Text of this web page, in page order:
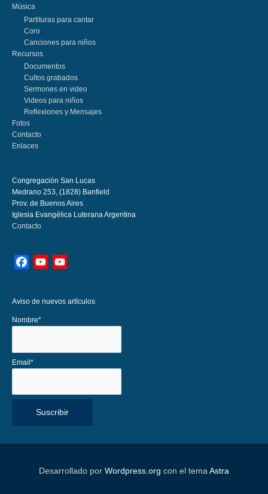
Música
Partituras para cantar
Coro
Canciones para niños
Recursos
Documentos
Cultos grabados
Sermones en video
Videos para niños
Reflexiones y Mensajes
Fotos
Contacto
Enlaces
Congregación San Lucas
Medrano 253, (1828) Banfield
Prov. de Buenos Aires
Iglesia Evangélica Luterana Argentina
Contacto
FacebookYouTube
Aviso de nuevos artículos
Nombre*
Email*
Desarrollado por Wordpress.org con el tema Astra